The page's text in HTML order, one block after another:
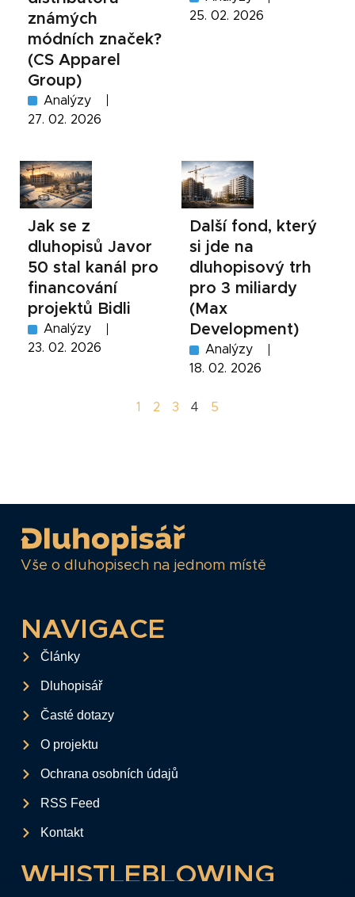
známých
módních značek?
(CS Apparel
Group)
Analýzy
27. 02. 2026
25. 02. 2026
Jak se z
dluhopisů Javor
50 stal kanál pro
financování
projektů Bidli
Analýzy
23. 02. 2026
Další fond, který
si jde na
dluhopisový trh
pro 3 miliardy
(Max
Development)
Analýzy
18. 02. 2026
1 2 3 4 5
Vše o dluhopisech na jednom místě
NAVIGACE
Články
Dluhopisář
Časté dotazy
O projektu
Ochrana osobních údajů
RSS Feed
Kontakt
WHISTLEBLOWING